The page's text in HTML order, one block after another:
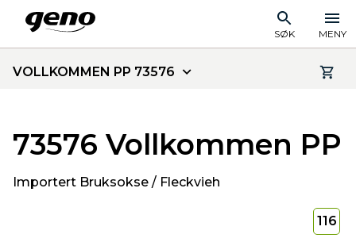
SØK MENY
VOLLKOMMEN PP 73576
73576 Vollkommen PP
Importert Bruksokse / Fleckvieh
116